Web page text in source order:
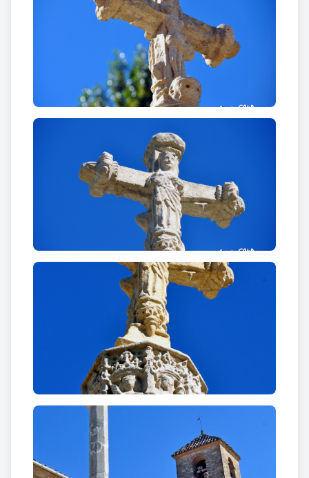
lligats entre si per una decoració floral, avui
desapareguda totalment.